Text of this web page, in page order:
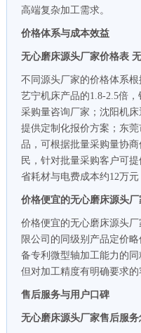
高端复杂加工需求。
价格体系与成本效益
无心磨床源头厂家价格表
不同源头厂家的价格体系
艺宁机床产品的1.8-2.5倍
采购量咨询厂家；沈阳机
提供定制化报价方案；东
品，可根据批量采购量协
民，针对批量采购客户可
省耗材与电费成本约12万元
价格便宜的无心磨床源头厂
价格便宜的无心磨床源头
限公司的同级别产品定价
备专利微型轴加工能力的
但对加工精度有明确要求的
售后服务与用户口碑
无心磨床源头厂家售后服